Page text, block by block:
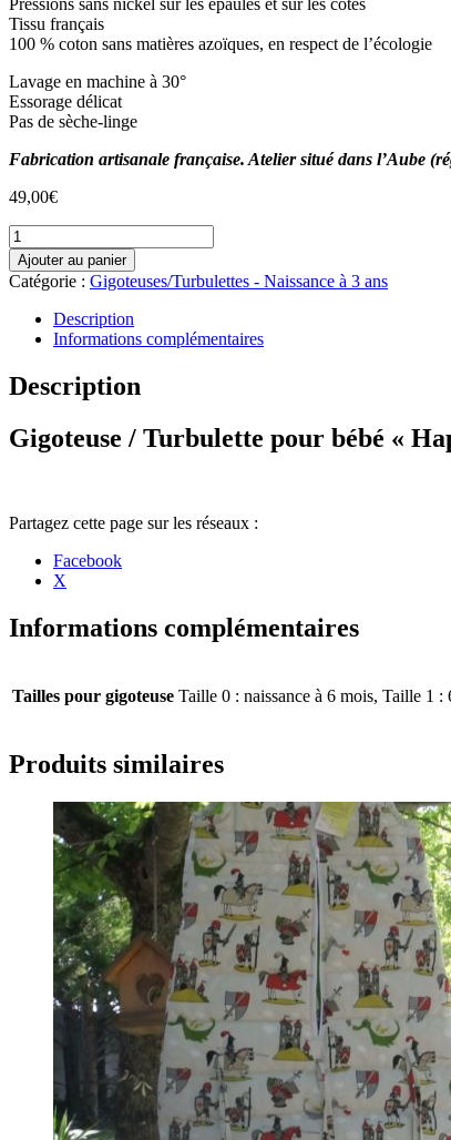
Pressions sans nickel sur les épaules et sur les cotés
Tissu français
100 % coton sans matières azoïques, en respect de l’écologie
Lavage en machine à 30°
Essorage délicat
Pas de sèche-linge
Fabrication artisanale française. Atelier situé dans l’Aube
49,00€
quantité
de
Gigoteuse
"Jungle"
Naissance
mois
Ajouter au panier
Catégorie : Gigoteuses/Turbulettes - Naissance à 3 ans
Description
Informations complémentaires
Description
Gigoteuse / Turbulette pour bébé «
publication
« Jungle »
Naissance
mois"
Facebook
X
Informations complémentaires
Tailles pour gigoteuse Taille 0 : naissance à 6 mois, Taille 1
Produits similaires